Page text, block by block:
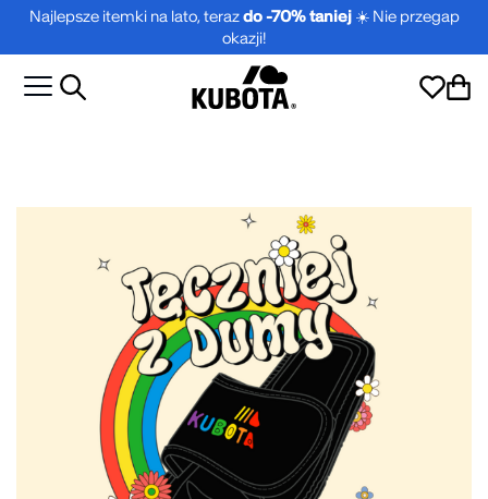
Najlepsze itemki na lato, terazdo -70% taniej☀️ Nie przegap
okazji!